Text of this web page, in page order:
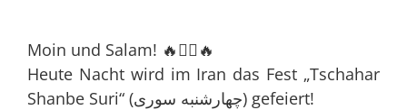
Moin und Salam! 🔥🙋‍♀️🔥
Heute Nacht wird im Iran das Fest „Tschahar
Shanbe Suri“ (چهارشنبه سورى) gefeiert!